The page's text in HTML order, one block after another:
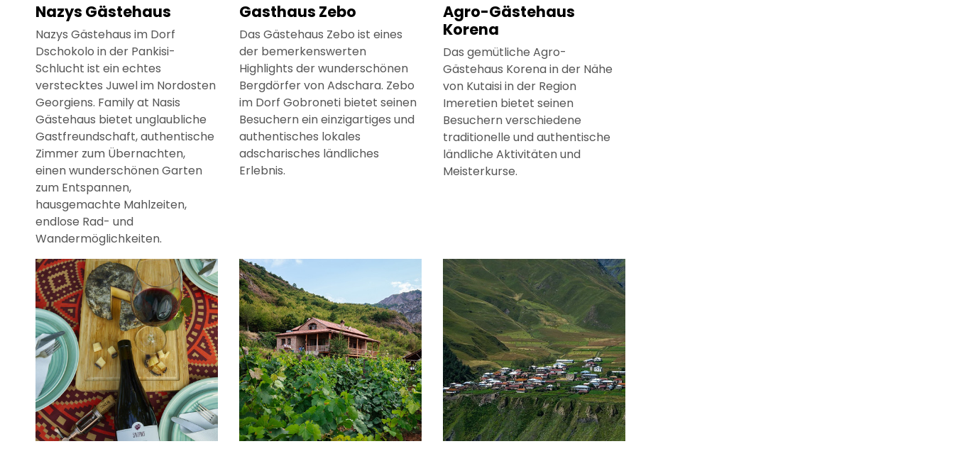
Nazys Gästehaus
Nazys Gästehaus im Dorf
Dschokolo in der Pankisi-
Schlucht ist ein echtes
verstecktes Juwel im Nordosten
Georgiens. Family at Nasis
Gästehaus bietet unglaubliche
Gastfreundschaft, authentische
Zimmer zum Übernachten,
einen wunderschönen Garten
zum Entspannen,
hausgemachte Mahlzeiten,
endlose Rad- und
Wandermöglichkeiten.
Gasthaus Zebo
Das Gästehaus Zebo ist eines
der bemerkenswerten
Highlights der wunderschönen
Bergdörfer von Adschara. Zebo
im Dorf Gobroneti bietet seinen
Besuchern ein einzigartiges und
authentisches lokales
adscharisches ländliches
Erlebnis.
Agro-Gästehaus
Korena
Das gemütliche Agro-
Gästehaus Korena in der Nähe
von Kutaisi in der Region
Imeretien bietet seinen
Besuchern verschiedene
traditionelle und authentische
ländliche Aktivitäten und
Meisterkurse.